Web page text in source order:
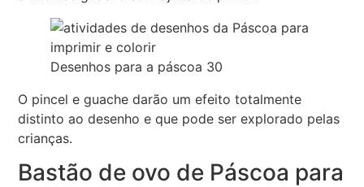
Desenhos para a páscoa 30
O pincel e guache darão um efeito totalmente
distinto ao desenho e que pode ser explorado pelas
crianças.
Bastão de ovo de Páscoa para